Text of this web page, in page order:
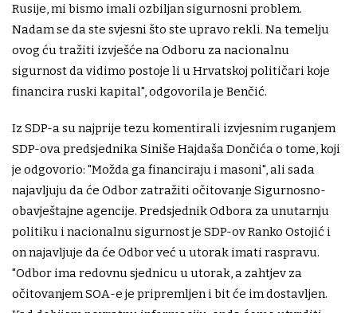
Rusije, mi bismo imali ozbiljan sigurnosni problem.
Nadam se da ste svjesni što ste upravo rekli. Na temelju
ovog ću tražiti izvješće na Odboru za nacionalnu
sigurnost da vidimo postoje li u Hrvatskoj političari koje
financira ruski kapital", odgovorila je Benčić.
Iz SDP-a su najprije tezu komentirali izvjesnim ruganjem
SDP-ova predsjednika Siniše Hajdaša Dončića o tome, koji
je odgovorio: "Možda ga financiraju i masoni", ali sada
najavljuju da će Odbor zatražiti očitovanje Sigurnosno-
obavještajne agencije. Predsjednik Odbora za unutarnju
politiku i nacionalnu sigurnost je SDP-ov Ranko Ostojić i
on najavljuje da će Odbor već u utorak imati raspravu.
"Odbor ima redovnu sjednicu u utorak, a zahtjev za
očitovanjem SOA-e je pripremljen i bit će im dostavljen.